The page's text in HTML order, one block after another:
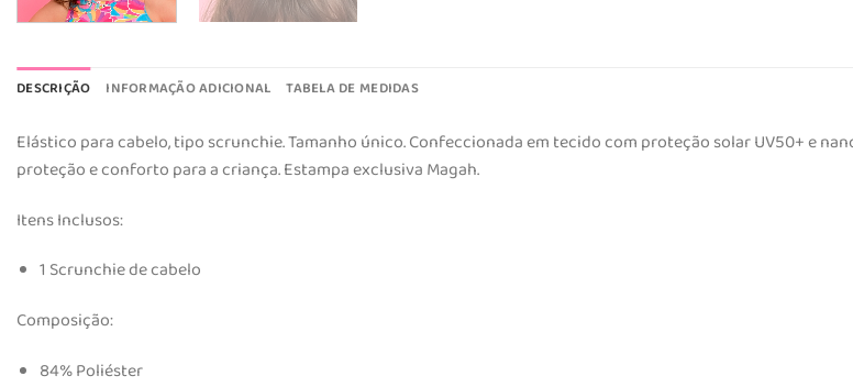
DESCRIÇÃO INFORMAÇÃO ADICIONAL TABELA DE MEDIDAS
Elástico para cabelo, tipo scrunchie. Tamanho único. Confeccionada em tecido com proteção solar UV50+ e
proteção e conforto para a criança. Estampa exclusiva Magah.
Itens Inclusos:
1 Scrunchie de cabelo​
Composição:
84% Poliéster